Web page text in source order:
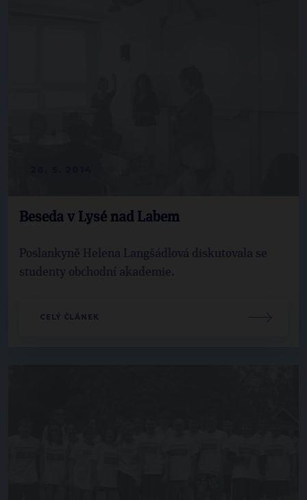
Beseda v Lysé nad Labem
Poslankyně Helena Langšádlová diskutovala se
studenty obchodní akademie.
CELÝ ČLÁNEK